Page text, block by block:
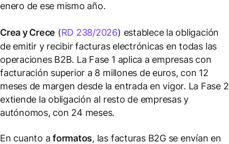
enero de ese mismo año.
Crea y Crece (RD 238/2026) establece la obligación
de emitir y recibir facturas electrónicas en todas las
operaciones B2B. La Fase 1 aplica a empresas con
facturación superior a 8 millones de euros, con 12
meses de margen desde la entrada en vigor. La Fase 2
extiende la obligación al resto de empresas y
autónomos, con 24 meses.
En cuanto aformatos, las facturas B2G se envían en